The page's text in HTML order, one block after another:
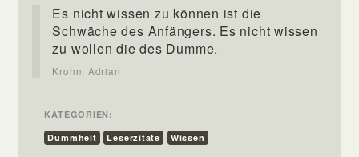
Es nicht wissen zu können ist die
Schwäche des Anfängers. Es nicht wissen
zu wollen die des Dumme.
Krohn, Adrian
KATEGORIEN:
Dummheit
Leserzitate Wissen